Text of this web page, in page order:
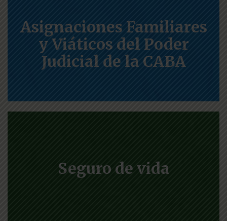
Asignaciones Familiares
y Viáticos del Poder
Judicial de la CABA
Seguro de vida